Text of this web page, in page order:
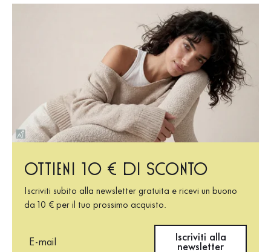
Ottieni 10 € di sconto
Iscriviti subito alla newsletter gratuita e ricevi un buono
da 10 € per il tuo prossimo acquisto.
Iscriviti alla
newsletter